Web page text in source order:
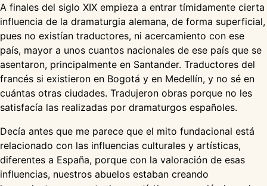
A finales del siglo XIX empieza a entrar tímidamente cierta
influencia de la dramaturgia alemana, de forma superficial,
pues no existían traductores, ni acercamiento con ese
país, mayor a unos cuantos nacionales de ese país que se
asentaron, principalmente en Santander. Traductores del
francés si existieron en Bogotá y en Medellín, y no sé en
cuántas otras ciudades. Tradujeron obras porque no les
satisfacía las realizadas por dramaturgos españoles.
Decía antes que me parece que el mito fundacional está
relacionado con las influencias culturales y artísticas,
diferentes a España, porque con la valoración de esas
influencias, nuestros abuelos estaban creando